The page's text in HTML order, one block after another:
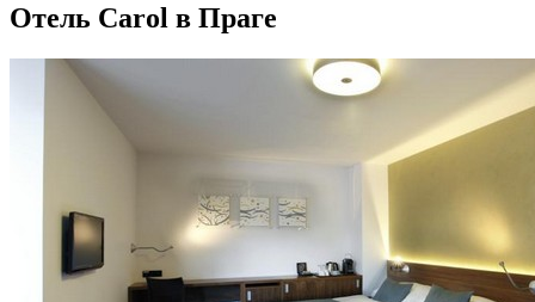
Отель Carol в Праге